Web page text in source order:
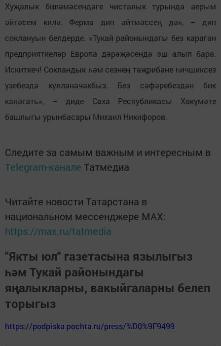
Хуҗалык биләмәсендәге чисталык турында аерым
әйтәсем килә. Ферма дип әйтмәссең дә», – дип
соклануын белдерде. «Тукай районындагы без караган
предприятиеләр Европа дәрәҗәсендә эш алып бара.
Искиткеч! Сокландык һәм сезнең тәҗрибәне һичшиксез
үзебездә кулланачакбыз. Без сәфәребездән бик
канәгать», – диде Саха Республикасы Хөкүмәте
башлыгы урынбасары Михаил Никифоров.
Следите за самым важным и интересным в
Telegram-канале Татмедиа
Читайте новости Татарстана в
национальном мессенджере MАХ:
https://max.ru/tatmedia
"Якты юл" газетасына язылыгыз
һәм Тукай районындагы
яңалыкларны, вакыйгаларны белеп
торыгыз
https://podpiska.pochta.ru/press/%D0%9F9499